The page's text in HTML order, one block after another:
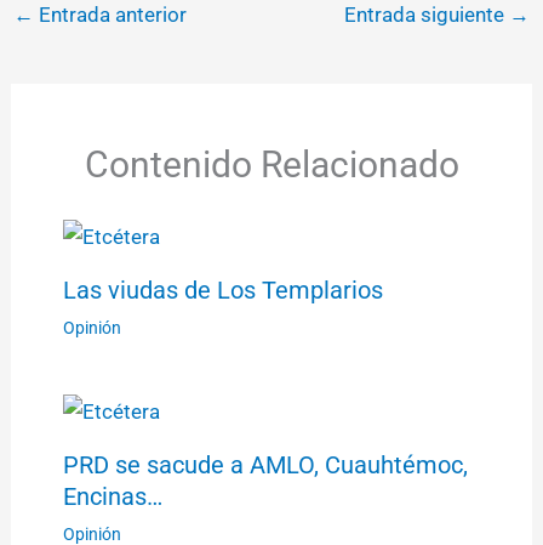
← Entrada anterior Entrada siguiente →
Contenido Relacionado
Las viudas de Los Templarios
Opinión
PRD se sacude a AMLO, Cuauhtémoc,
Encinas…
Opinión